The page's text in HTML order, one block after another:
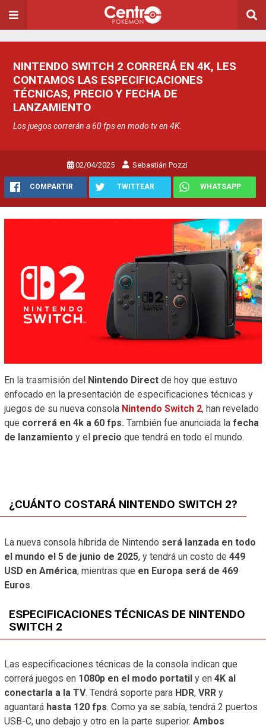
NINTENDO SWITCH 2 CORRERÁ EN 4K, LES
CONTAMOS LAS ESPECIFICACIONES
TÉCNICAS, PRECIO Y FECHA DE
LANZAMIENTO
Los juegos correrán a 60 fps en modo tv en 4K.
02/04/2025 Sebastián Pozzi
COMPARTIR TWITTEAR WHATSAPP
En la trasmisión del Nintendo Direct de hoy que estuvo
enfocado en la presentación de especificaciones técnicas y
juegos de su nueva consola Nintendo Switch 2, han revelado
que correrá en 4k a 60 fps. También fue anunciada la fecha
de lanzamiento y el precio que tendrá en todo el mundo.
¿CUÁNTO COSTARÁ NINTENDO SWITCH 2?
La nueva consola híbrida de Nintendo será lanzada en todo
el mundo el 5 de junio de 2025, y tendrá un costo de 449
USD en América, mientras que en Europa será de 469
Euros.
ESPECIFICACIONES TÉCNICAS DE NINTENDO
SWITCH 2
Las especificaciones técnicas de la consola indican que
correrá juegos en 1080p en el modo portatil y en 4K al
conectarla a la TV. Tendrá soporte para HDR, VRR y
aguantará hasta 120 fps. Como ya se sabía, tendrá 2 puertos
USB-C, uno debajo y otro en la parte superior. Ambos